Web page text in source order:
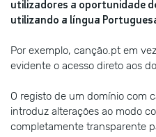
mesmo se encontra
são listadas as incorreções.
Exemplo:
Domínio a verificar: nic.pt
utilizadores a oportunidade
utilizando a língua
Por exemplo, canção.pt em
evidente o acesso direto aos
O registo de um domínio com
introduz alterações ao modo
completamente transparente